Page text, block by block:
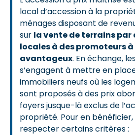
local d’accession à la
ménages disposant de
sur la vente de terrains
locales à des promoteurs
avantageux. En échange,
s’engagent à mettre en
immobiliers neufs où les
sont proposés à des prix
foyers jusque-là exclus de
propriété. Pour en
respecter certains critères :